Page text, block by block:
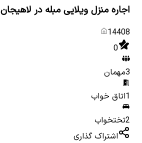
اجاره منزل ویلایی مبله در لاهیجان
14408
0
3مهمان
1اتاق خواب
2تختخواب
اشتراک گذاری